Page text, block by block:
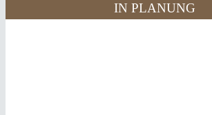
IN PLANUNG